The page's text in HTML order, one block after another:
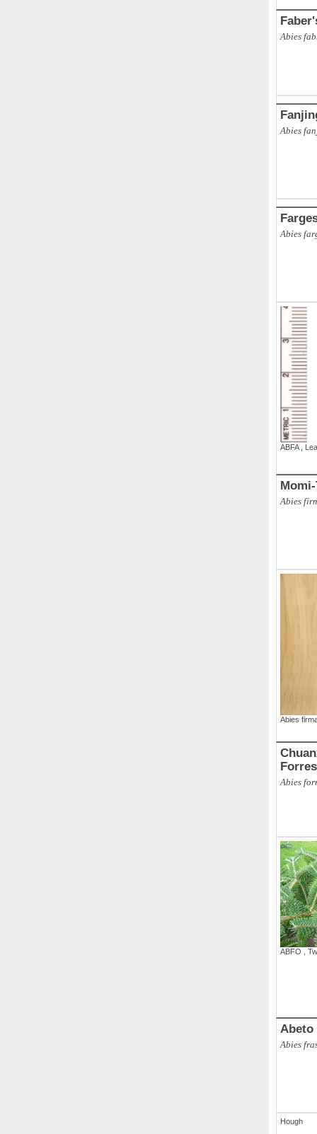
Abies
Abies
Abies
ABFA,
Abies
Abies
Abies
ABFO
Abeto
Abies
Hough